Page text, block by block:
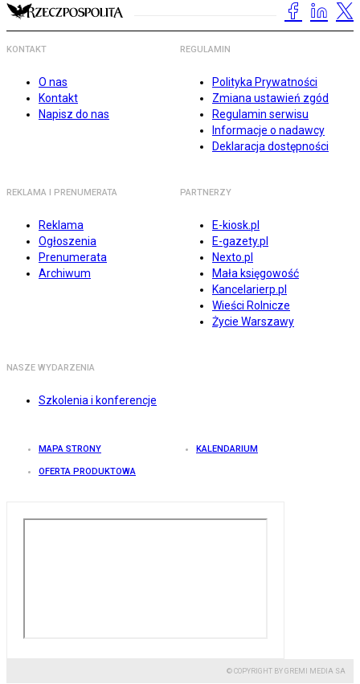
KONTAKT
O nas
Kontakt
Napisz do nas
REGULAMIN
Polityka Prywatności
Zmiana ustawień zgód
Regulamin serwisu
Informacje o nadawcy
Deklaracja dostępności
REKLAMA I PRENUMERATA
Reklama
Ogłoszenia
Prenumerata
Archiwum
PARTNERZY
E-kiosk.pl
E-gazety.pl
Nexto.pl
Mała księgowość
Kancelarierp.pl
Wieści Rolnicze
Życie Warszawy
NASZE WYDARZENIA
Szkolenia i konferencje
MAPA STRONY KALENDARIUM
OFERTA PRODUKTOWA
© COPYRIGHT BY GREMI MEDIA SA